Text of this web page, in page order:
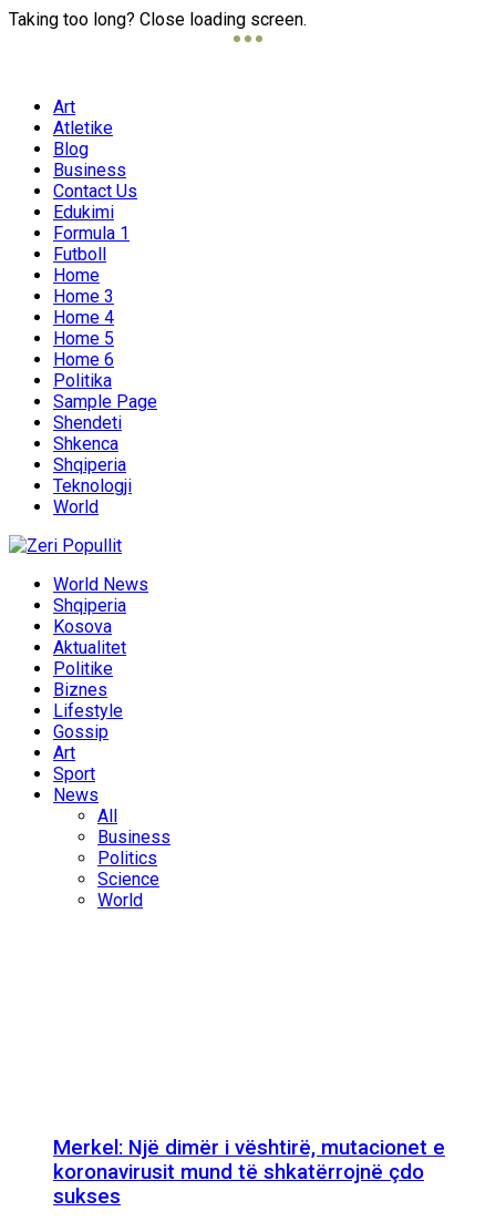
Taking too long? Close loading screen.
Art
Atletike
Blog
Business
Contact Us
Edukimi
Formula 1
Futboll
Home
Home 3
Home 4
Home 5
Home 6
Politika
Sample Page
Shendeti
Shkenca
Shqiperia
Teknologji
World
World News
Shqiperia
Kosova
Aktualitet
Politike
Biznes
Lifestyle
Gossip
Art
Sport
News
All
Business
Politics
Science
World
Merkel: Një dimër i vështirë, mutacionet e
koronavirusit mund të shkatërrojnë çdo
sukses